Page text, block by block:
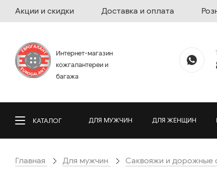
Акции и скидки Доставка и оплата
Интернет-магазин
кожгалантереи и
багажа
КАТАЛОГ ДЛЯ МУЖЧИН ДЛЯ ЖЕНЩИН
Главная Для мужчин Саквояжи и дорожные